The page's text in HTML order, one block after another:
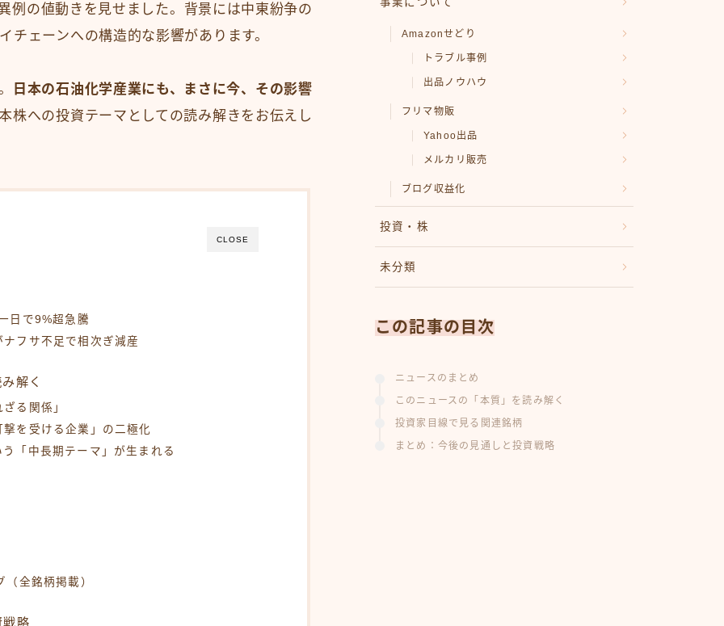
例の値動きを見せました。背景には中東紛争の
チェーンへの構造的な影響があります。
日本の石油化学産業にも、まさに今、その影響
株への投資テーマとしての読み解きをお伝えし
CLOSE
日で9%超急騰
フサ不足で相次ぎ減産
解く
る関係」
を受ける企業」の二極化
「中長期テーマ」が生まれる
全銘柄掲載）
戦略
Amazonせどり
トラブル事例
出品ノウハウ
フリマ物販
Yahoo出品
メルカリ販売
ブログ収益化
投資・株
未分類
この記事の目次
ニュースのまとめ
このニュースの「本質」を読み解く
投資家目線で見る関連銘柄
まとめ：今後の見通しと投資戦略